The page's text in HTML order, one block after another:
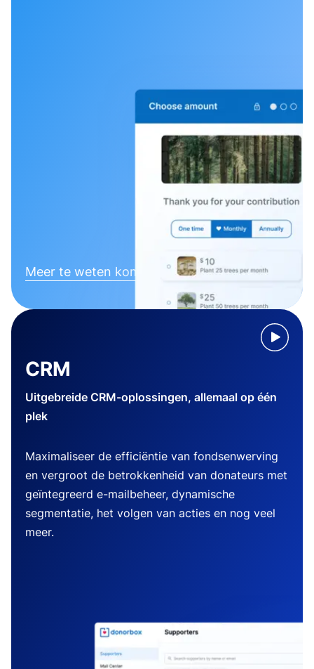
Meer te weten komen
CRM
Uitgebreide CRM-oplossingen, allemaal op één
plek
Maximaliseer de efficiëntie van fondsenwerving
en vergroot de betrokkenheid van donateurs met
geïntegreerd e-mailbeheer, dynamische
segmentatie, het volgen van acties en nog veel
meer.